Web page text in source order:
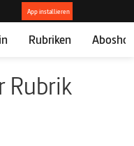
Rubriken
Rubrik